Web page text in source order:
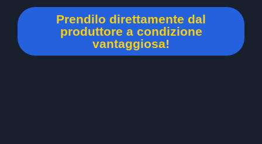
Prendilo direttamente dal
produttore a condizione
vantaggiosa!